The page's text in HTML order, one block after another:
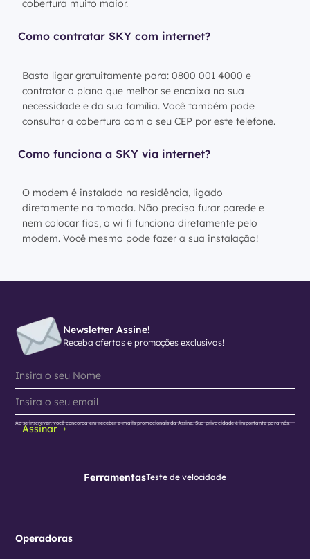
cobertura muito maior.
Como contratar SKY com internet?
Basta ligar gratuitamente para: 0800 001 4000 e
contratar o plano que melhor se encaixa na sua
necessidade e da sua família. Você também pode
consultar a cobertura com o seu CEP por este telefone.
Como funciona a SKY via internet?
O modem é instalado na residência, ligado
diretamente na tomada. Não precisa furar parede e
nem colocar fios, o wi fi funciona diretamente pelo
modem. Você mesmo pode fazer a sua instalação!
Newsletter Assine!
Receba ofertas e promoções exclusivas!
Assinar
Ao se inscrever, você concorda em receber e-mails promocionais da Assine. Sua privacidade é importante para nós.
FerramentasTeste de velocidade
Operadoras